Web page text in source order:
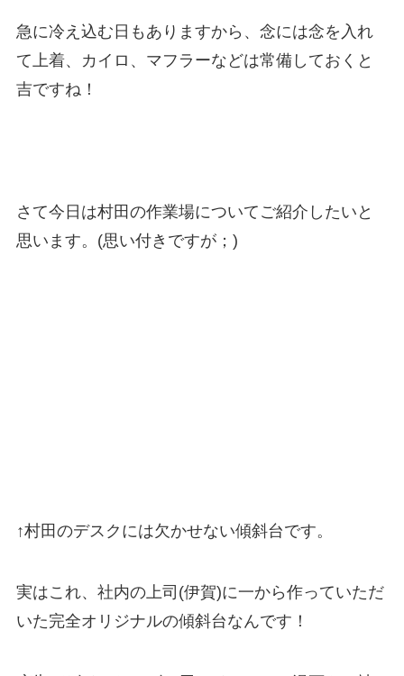
急に冷え込む日もありますから、念には念を入れ
て上着、カイロ、マフラーなどは常備しておくと
吉ですね！
さて今日は村田の作業場についてご紹介したいと
思います。(思い付きですが；)
↑村田のデスクには欠かせない傾斜台です。
実はこれ、社内の上司(伊賀)に一から作っていただ
いた完全オリジナルの傾斜台なんです！